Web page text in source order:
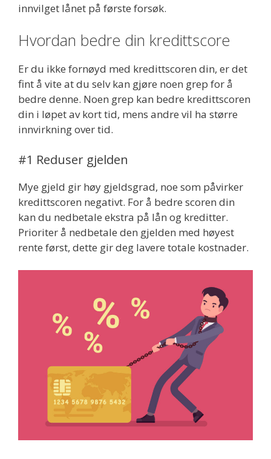
innvilget lånet på første forsøk.
Hvordan bedre din kredittscore
Er du ikke fornøyd med kredittscoren din, er det
fint å vite at du selv kan gjøre noen grep for å
bedre denne. Noen grep kan bedre kredittscoren
din i løpet av kort tid, mens andre vil ha større
innvirkning over tid.
#1 Reduser gjelden
Mye gjeld gir høy gjeldsgrad, noe som påvirker
kredittscoren negativt. For å bedre scoren din
kan du nedbetale ekstra på lån og kreditter.
Prioriter å nedbetale den gjelden med høyest
rente først, dette gir deg lavere totale kostnader.